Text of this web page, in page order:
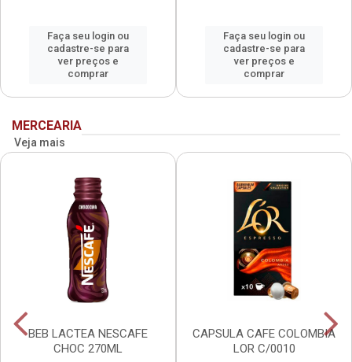
Faça seu login ou
cadastre-se para
ver preços e
comprar
Faça seu login ou
cadastre-se para
ver preços e
comprar
MERCEARIA
Veja mais
BEB LACTEA NESCAFE
CHOC 270ML
CAPSULA CAFE COLOMBIA
LOR C/0010